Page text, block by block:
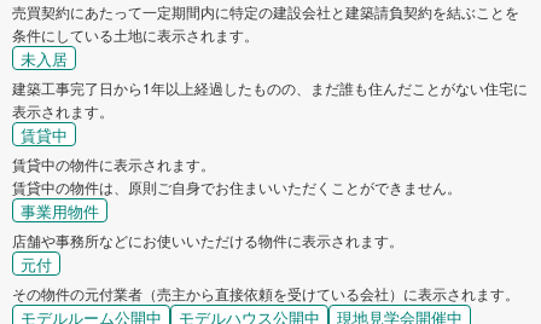
売買契約にあたって一定期間内に特定の建設会社と建築請負契約を結ぶことを
条件にしている土地に表示されます。
未入居
建築工事完了日から1年以上経過したものの、まだ誰も住んだことがない住宅に
表示されます。
賃貸中
賃貸中の物件に表示されます。
賃貸中の物件は、原則ご自身でお住まいいただくことができません。
事業用物件
店舗や事務所などにお使いいただける物件に表示されます。
元付
その物件の元付業者（売主から直接依頼を受けている会社）に表示されます。
モデルルーム公開中 モデルハウス公開中
現地見学会開催中